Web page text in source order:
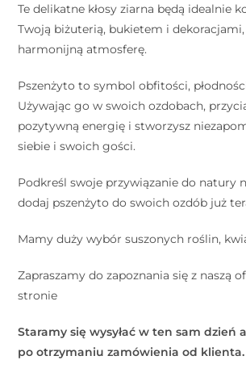
Te delikatne kłosy ziarna będą idealnie
Twoją biżuterią, bukietem i
harmonijną atmosferę.
Pszenżyto to symbol obfitości,
Używając go w swoich ozdobach,
pozytywną energię i stworzysz
siebie i swoich gości.
Podkreśl swoje przywiązanie do natury
dodaj pszenżyto do swoich ozdób już
Mamy duży wybór suszonych roślin,
Zapraszamy do zapoznania się z naszą
stronie
Staramy się wysyłać w ten sam dzień
po otrzymaniu zamówienia od klienta.